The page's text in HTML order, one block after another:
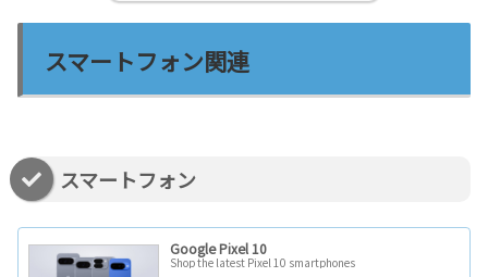
スマートフォン関連
スマートフォン
Google Pixel 10
Shop the latest Pixel 10 smartphones